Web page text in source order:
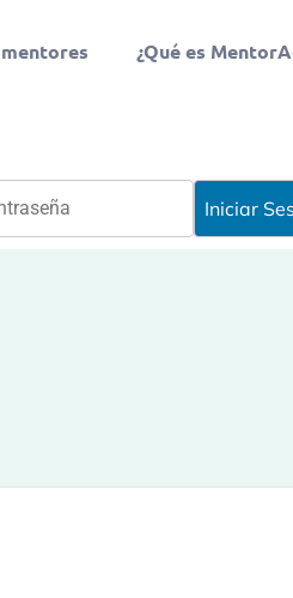
¿Qué es